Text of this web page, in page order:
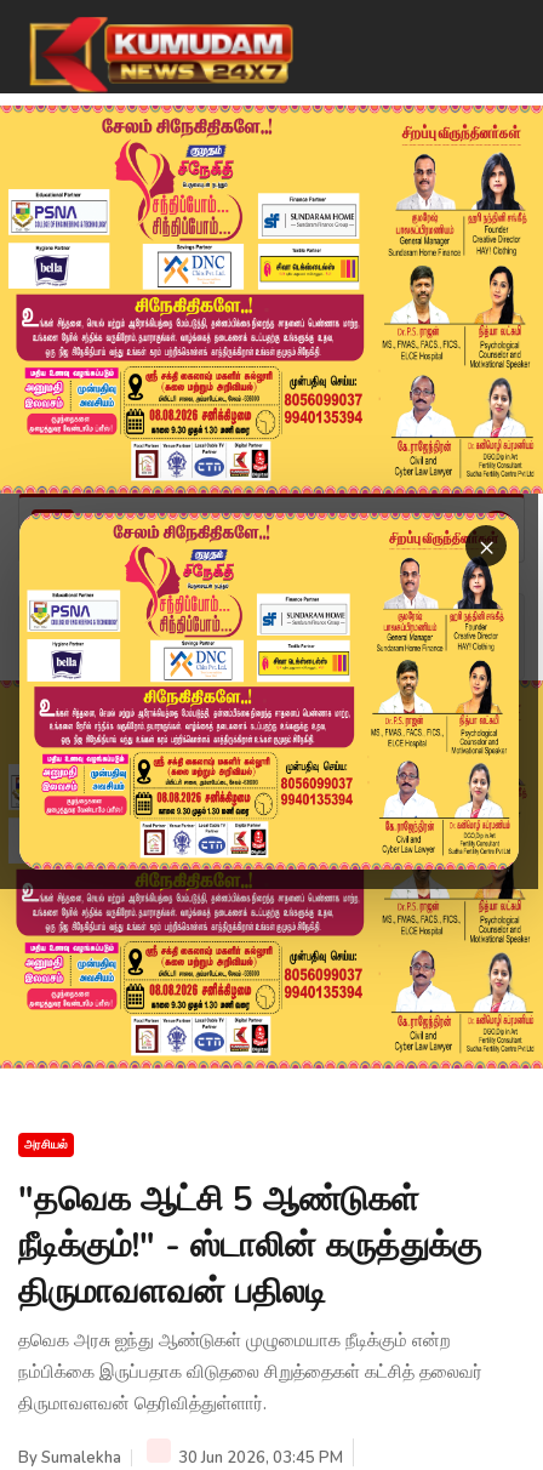
×
Home
அரசியல்
"தவெக ஆட்சி 5 ஆண்டுகள் நீடிக்கும்!" - ஸ்டாலின் ...
அரசியல்
"தவெக ஆட்சி 5 ஆண்டுகள்
நீடிக்கும்!" - ஸ்டாலின் கருத்துக்கு
திருமாவளவன் பதிலடி
தவெக அரசு ஐந்து ஆண்டுகள் முழுமையாக நீடிக்கும் என்ற
நம்பிக்கை இருப்பதாக விடுதலை சிறுத்தைகள் கட்சித் தலைவர்
திருமாவளவன் தெரிவித்துள்ளார்.
BySumalekha
30 Jun 2026, 03:45 PM